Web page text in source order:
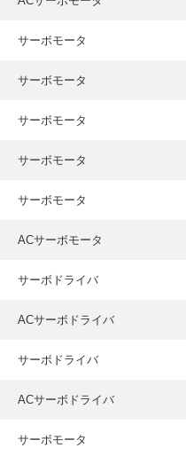
サーボモータ
サーボモータ
サーボモータ
サーボモータ
サーボモータ
ACサーボモータ
サーボドライバ
ACサーボドライバ
サーボドライバ
ACサーボドライバ
サーボモータ